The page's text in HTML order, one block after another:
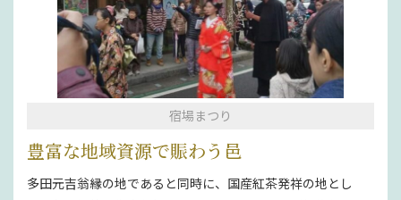
宿場まつり
豊富な地域資源で賑わう邑
多田元吉翁縁の地であると同時に、国産紅茶発祥の地とし